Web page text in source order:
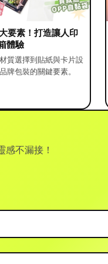
要素！打造讓人印
體驗
質選擇到貼紙與卡片設
牌包裝的關鍵要素。
不漏接！